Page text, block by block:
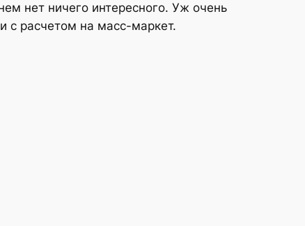
нет ничего интересного. Уж очень
с расчетом на масс-маркет.